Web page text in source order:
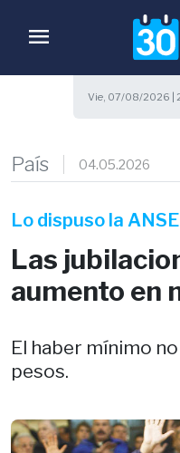
menu
Vie, 07/08/2026 |
País 04.05.2026
Lo dispuso la
Las
aumento en
El haber mínimo
pesos.